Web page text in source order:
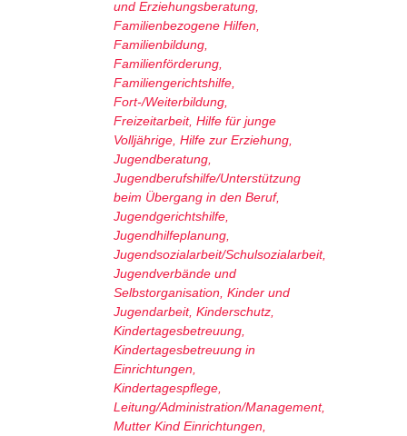
und Erziehungsberatung
Familienbezogene Hilfen
Familienbildung
Familienförderung
Familiengerichtshilfe
Fort-/Weiterbildung
Freizeitarbeit, Hilfe für junge
Volljährige Hilfe zur Erziehung
Jugendberatung
Jugendberufshilfe/Unterstützung
beim Übergang in den Beruf,
Jugendgerichtshilfe
Jugendhilfeplanung
Jugendsozialarbeit/Schulsozialarbeit,
Jugendverbände und
Selbstorganisation Kinder und
Jugendarbeit, Kinderschutz
Kindertagesbetreuung
Kindertagesbetreuung in
Einrichtungen
Kindertagespflege
Leitung/Administration/Management,
Mutter Kind Einrichtungen